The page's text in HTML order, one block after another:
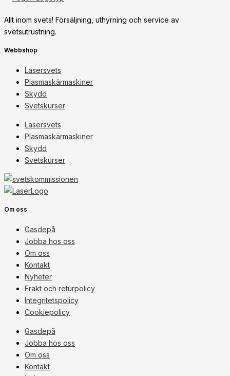
Allt inom svets! Försäljning, uthyrning och service av
svetsutrustning.
Webbshop
Lasersvets
Plasmaskärmaskiner
Skydd
Svetskurser
Lasersvets
Plasmaskärmaskiner
Skydd
Svetskurser
Om oss
Gasdepå
Jobba hos oss
Om oss
Kontakt
Nyheter
Frakt och returpolicy
Integritetspolicy
Cookiepolicy
Gasdepå
Jobba hos oss
Om oss
Kontakt